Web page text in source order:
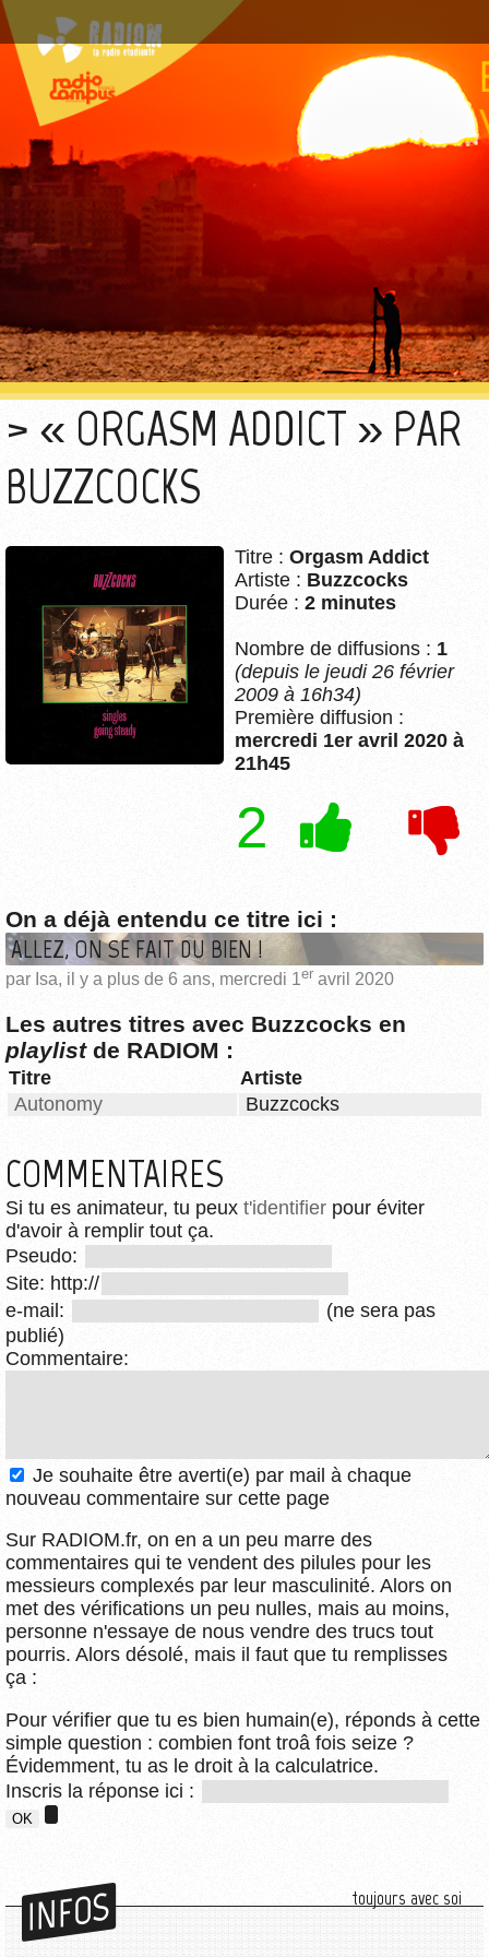
« ORGASM ADDICT » PAR
BUZZCOCKS
Titre : Orgasm Addict
Artiste : Buzzcocks
Durée : 2 minutes
Nombre de diffusions : 1
(depuis le jeudi 26 février
2009 à 16h34)
Première diffusion :
mercredi 1er avril 2020 à
21h45
2
On a déjà entendu ce titre ici :
ALLEZ, ON SE FAIT DU BIEN !
par Isa, il y a plus de 6 ans, mercredi 1er avril 2020
Les autres titres avec Buzzcocks en
playlistde RADIOM :
Titre
Artiste
Autonomy
Buzzcocks
COMMENTAIRES
Si tu es animateur, tu peux t'identifier pour éviter
d'avoir à remplir tout ça.
Pseudo:
Site: http://
e-mail:
(ne sera pas
publié)
Commentaire:
Je souhaite être averti(e) par mail à chaque
nouveau commentaire sur cette page
Sur RADIOM.fr, on en a un peu marre des
commentaires qui te vendent des pilules pour les
messieurs complexés par leur masculinité. Alors on
met des vérifications un peu nulles, mais au moins,
personne n'essaye de nous vendre des trucs tout
pourris. Alors désolé, mais il faut que tu remplisses
ça :
Pour vérifier que tu es bien humain(e), réponds à cette
simple question : combien font troâ fois seize ?
Évidemment, tu as le droit à la calculatrice.
Inscris la réponse ici :
INFOS toujours avec soi